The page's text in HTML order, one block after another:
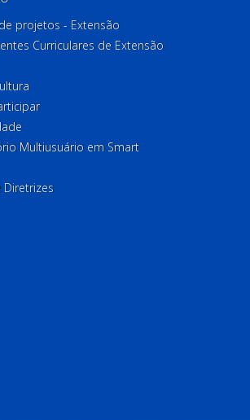
projetos - Extensão
Curriculares de Extensão
Multiusuário em Smart
Diretrizes